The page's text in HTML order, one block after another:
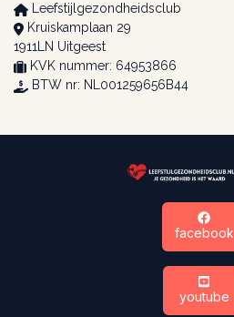
Leefstijlgezondheidsclub
Kruiskamplaan 29
1911LN Uitgeest
KVK nummer: 64953866
BTW nr: NL001259656B44
facebook
youtube